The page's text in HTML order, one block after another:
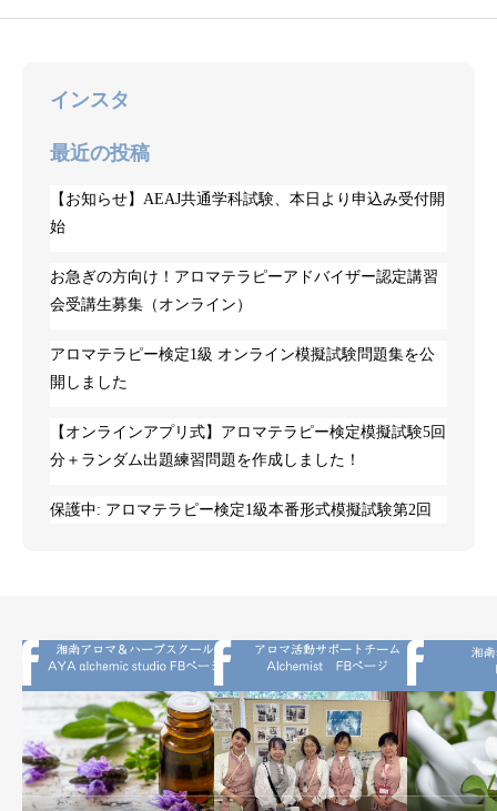
インスタ
最近の投稿
【お知らせ】AEAJ共通学科試験、本日より申込み受付開
始
お急ぎの方向け！アロマテラピーアドバイザー認定講習
会受講生募集（オンライン）
アロマテラピー検定1級 オンライン模擬試験問題集を公
開しました
【オンラインアプリ式】アロマテラピー検定模擬試験5回
分＋ランダム出題練習問題を作成しました！
保護中: アロマテラピー検定1級本番形式模擬試験第2回